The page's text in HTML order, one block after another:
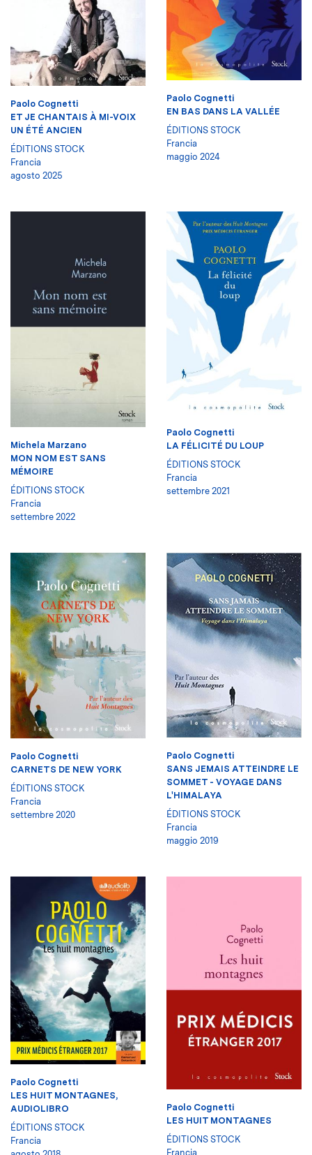
Paolo Cognetti
ET JE CHANTAIS À MI-VOIX
UN ÉTÉ ANCIEN
ÉDITIONS STOCK
Francia
agosto 2025
Paolo Cognetti
EN BAS DANS LA VALLÉE
ÉDITIONS STOCK
Francia
maggio 2024
Michela Marzano
MON NOM EST SANS
MÉMOIRE
ÉDITIONS STOCK
Francia
settembre 2022
Paolo Cognetti
LA FÉLICITÉ DU LOUP
ÉDITIONS STOCK
Francia
settembre 2021
Paolo Cognetti
CARNETS DE NEW YORK
ÉDITIONS STOCK
Francia
settembre 2020
Paolo Cognetti
SANS JEMAIS ATTEINDRE LE
SOMMET - VOYAGE DANS
L'HIMALAYA
ÉDITIONS STOCK
Francia
maggio 2019
Paolo Cognetti
LES HUIT MONTAGNES,
AUDIOLIBRO
ÉDITIONS STOCK
Francia
Paolo Cognetti
LES HUIT MONTAGNES
ÉDITIONS STOCK
Francia